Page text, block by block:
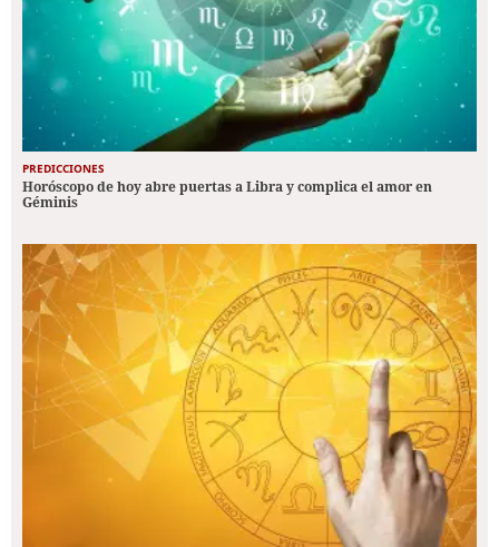
PREDICCIONES
Horóscopo de hoy abre puertas a Libra y complica el amor en
Géminis